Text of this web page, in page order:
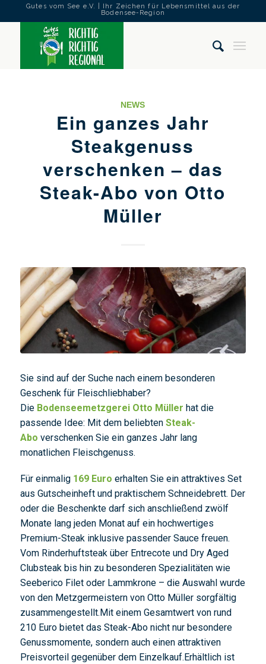
Gutes vom See e.V. | Ihr Zeichen für Lebensmittel aus der
Bodensee-Region
NEWS
Ein ganzes Jahr
Steakgenuss
verschenken – das
Steak-Abo von Otto
Müller
Sie sind auf der Suche nach einem besonderen
Geschenk für Fleischliebhaber?
Die Bodenseemetzgerei Otto Müller hat die
passende Idee: Mit dem beliebten Steak-
Abo verschenken Sie ein ganzes Jahr lang
monatlichen Fleischgenuss.
Für einmalig 169 Euro erhalten Sie ein attraktives Set
aus Gutscheinheft und praktischem Schneidebrett. Der
oder die Beschenkte darf sich anschließend zwölf
Monate lang jeden Monat auf ein hochwertiges
Premium-Steak inklusive passender Sauce freuen.
Vom Rinderhuftsteak über Entrecote und Dry Aged
Clubsteak bis hin zu besonderen Spezialitäten wie
Seeberico Filet oder Lammkrone – die Auswahl wurde
von den Metzgermeistern von Otto Müller sorgfältig
zusammengestellt.Mit einem Gesamtwert von rund
210 Euro bietet das Steak-Abo nicht nur besondere
Genussmomente, sondern auch einen attraktiven
Preisvorteil gegenüber dem Einzelkauf.Erhältlich ist